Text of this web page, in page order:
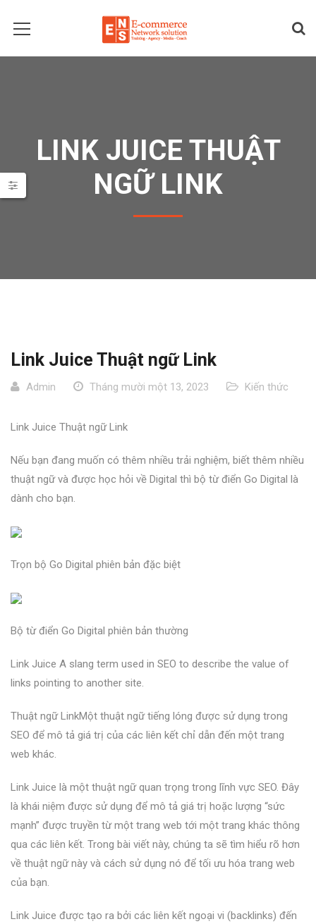
LINK JUICE THUẬT
NGỮ LINK
Link Juice Thuật ngữ Link
Admin Tháng mười một 13, 2023 Kiến thức
Link Juice Thuật ngữ Link
Nếu bạn đang muốn có thêm nhiều trải nghiệm, biết thêm nhiều
thuật ngữ và được học hỏi về Digital thì bộ từ điển Go Digital là
dành cho bạn.
Trọn bộ Go Digital phiên bản đặc biệt
Bộ từ điển Go Digital phiên bản thường
Link Juice A slang term used in SEO to describe the value of
links pointing to another site.
Thuật ngữ LinkMột thuật ngữ tiếng lóng được sử dụng trong
SEO để mô tả giá trị của các liên kết chỉ dẫn đến một trang
web khác.
Link Juice là một thuật ngữ quan trọng trong lĩnh vực SEO. Đây
là khái niệm được sử dụng để mô tả giá trị hoặc lượng “sức
mạnh” được truyền từ một trang web tới một trang khác thông
qua các liên kết. Trong bài viết này, chúng ta sẽ tìm hiểu rõ hơn
về thuật ngữ này và cách sử dụng nó để tối ưu hóa trang web
của bạn.
Link Juice được tạo ra bởi các liên kết ngoại vi (backlinks) đến